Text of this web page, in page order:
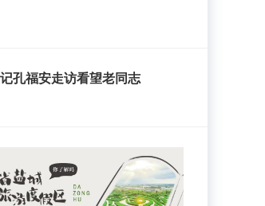
孔福安走访看望老同志